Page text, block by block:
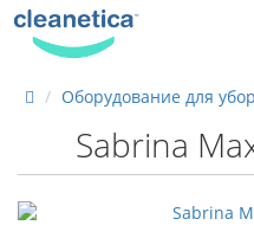
Оборудование для
Sabrina